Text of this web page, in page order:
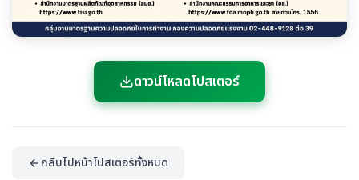
ดาวน์โหลดโปสเตอร์
กลับไปหน้าโปสเตอร์ทั้งหมด